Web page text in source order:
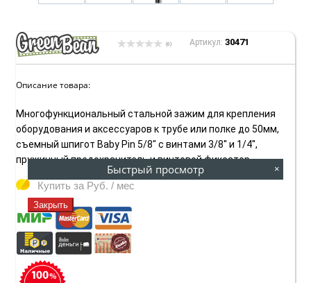
(0) Артикул: 30471
Описание товара:
Многофункциональный стальной зажим для крепления
оборудования и аксессуаров к трубе или полке до 50мм,
съемный шпигот Baby Pin 5/8" с винтами 3/8'' и 1/4'',
пружинный предохранитель и винтовой фиксатор
Купить за Руб. / мес
Быстрый просмотр ×
Закрыть